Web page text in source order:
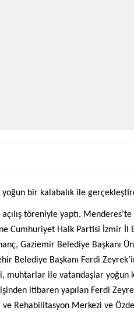
yoğun bir kalabalık ile
töreniyle yaptı.
Cumhuriyet Halk Partisi İzmir İl
Gaziemir Belediye Başkanı
Belediye Başkanı Ferdi
ile vatandaşlar yoğun
itibaren yapılan Ferdi
ve Rehabilitasyon Merkezi ve